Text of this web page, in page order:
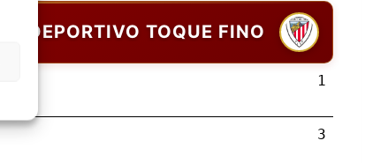
DEPORTIVO TOQUE FINO
1
3